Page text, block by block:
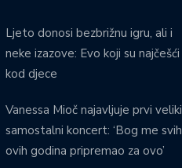
Ljeto donosi bezbrižnu igru, ali i
neke izazove: Evo koji su najčešći
kod djece
Vanessa Mioč najavljuje prvi veliki
samostalni koncert: ‘Bog me svih
ovih godina pripremao za ovo’